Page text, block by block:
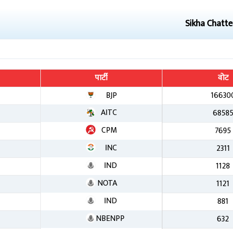
Sikha
पार्टी
वोट
BJP
AITC
68585
CPM
7695
INC
2311
IND
1128
NOTA
1121
IND
881
NBENPP
632